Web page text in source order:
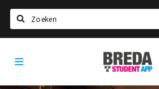
HOME
Breda
Student